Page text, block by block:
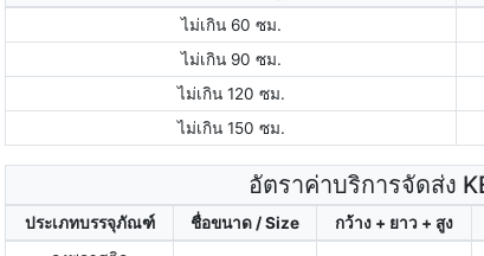
ไม่เกิน 60 ซม.
ไม่เกิน 90 ซม.
ไม่เกิน 120 ซม.
ไม่เกิน 150 ซม.
อัตราค่าบริการจัดส่ง
ประเภทบรรจุภัณฑ์ ชื่อขนาด / Size กว้าง + ยาว + สูง